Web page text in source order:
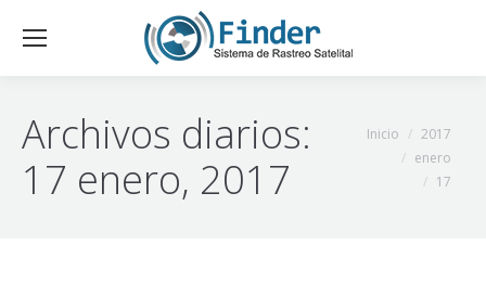
Archivos diarios:
17 enero, 2017
Estás aquí:
Inicio
2017
enero
17